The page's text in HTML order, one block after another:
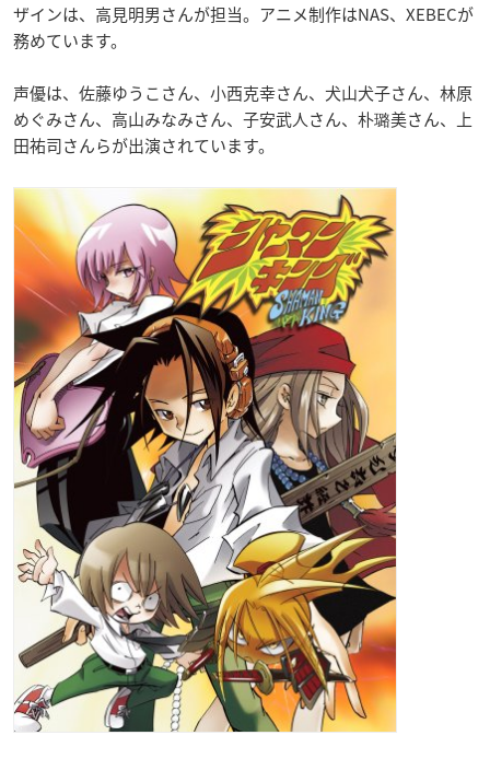
ザインは、高見明男さんが担当。アニメ制作はNAS、XEBECが
務めています。
声優は、佐藤ゆうこさん、小西克幸さん、犬山犬子さん、林原
めぐみさん、高山みなみさん、子安武人さん、朴璐美さん、上
田祐司さんらが出演されています。